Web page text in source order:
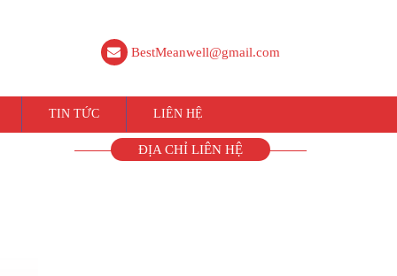
BestMeanwell@gmail.com
TIN TỨC LIÊN HỆ
ĐỊA CHỈ LIÊN HỆ